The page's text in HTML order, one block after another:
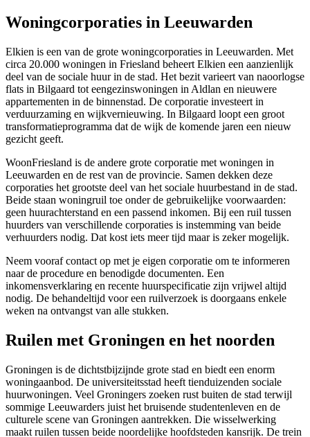
Woningcorporaties in Leeuwarden
Elkien is een van de grote woningcorporaties in Leeuwarden. Met
circa 20.000 woningen in Friesland beheert Elkien een aanzienlijk
deel van de sociale huur in de stad. Het bezit varieert van naoorlogse
flats in Bilgaard tot eengezinswoningen in Aldlan en nieuwere
appartementen in de binnenstad. De corporatie investeert in
verduurzaming en wijkvernieuwing. In Bilgaard loopt een groot
transformatieprogramma dat de wijk de komende jaren een nieuw
gezicht geeft.
WoonFriesland is de andere grote corporatie met woningen in
Leeuwarden en de rest van de provincie. Samen dekken deze
corporaties het grootste deel van het sociale huurbestand in de stad.
Beide staan woningruil toe onder de gebruikelijke voorwaarden:
geen huurachterstand en een passend inkomen. Bij een ruil tussen
huurders van verschillende corporaties is instemming van beide
verhuurders nodig. Dat kost iets meer tijd maar is zeker mogelijk.
Neem vooraf contact op met je eigen corporatie om te informeren
naar de procedure en benodigde documenten. Een
inkomensverklaring en recente huurspecificatie zijn vrijwel altijd
nodig. De behandeltijd voor een ruilverzoek is doorgaans enkele
weken na ontvangst van alle stukken.
Ruilen met Groningen en het noorden
Groningen is de dichtstbijzijnde grote stad en biedt een enorm
woningaanbod. De universiteitsstad heeft tienduizenden sociale
huurwoningen. Veel Groningers zoeken rust buiten de stad terwijl
sommige Leeuwarders juist het bruisende studentenleven en de
culturele scene van Groningen aantrekken. Die wisselwerking
maakt ruilen tussen beide noordelijke hoofdsteden kansrijk. De trein